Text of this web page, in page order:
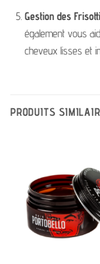
Gestion des
également vous
cheveux lisses et
PRODUITS